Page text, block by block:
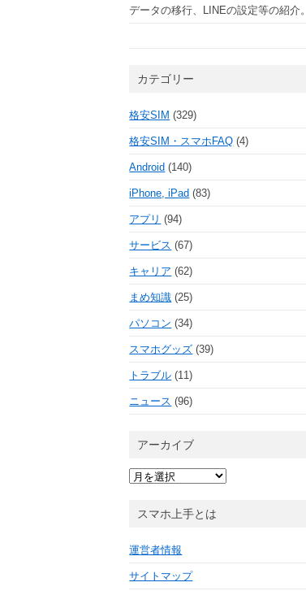
データの移行、LINEの設定等の紹介。
カテゴリー
格安SIM (329)
格安SIM・スマホFAQ (4)
Android (140)
iPhone, iPad (83)
アプリ (94)
サービス (67)
キャリア (62)
まめ知識 (25)
パソコン (34)
スマホグッズ (39)
トラブル (11)
ニュース (96)
アーカイブ
ア
ー
ブスマホ上手とは
運営者情報
サイトマップ